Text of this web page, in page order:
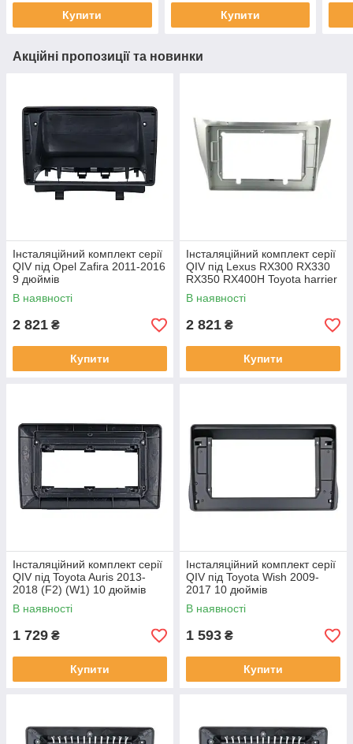
Купити Купити
Акційні пропозиції та новинки
Інсталяційний комплект серії
QIV під Opel Zafira 2011-2016
9 дюймів
В наявності
2 821 ₴
Купити
Інсталяційний комплект серії
QIV під Lexus RX300 RX330
RX350 RX400H Toyota harrier
2003-2009 (F2) 10 дюймів
В наявності
2 821 ₴
Купити
Інсталяційний комплект серії
QIV під Toyota Auris 2013-
2018 (F2) (W1) 10 дюймів
В наявності
1 729 ₴
Купити
Інсталяційний комплект серії
QIV під Toyota Wish 2009-
2017 10 дюймів
В наявності
1 593 ₴
Купити